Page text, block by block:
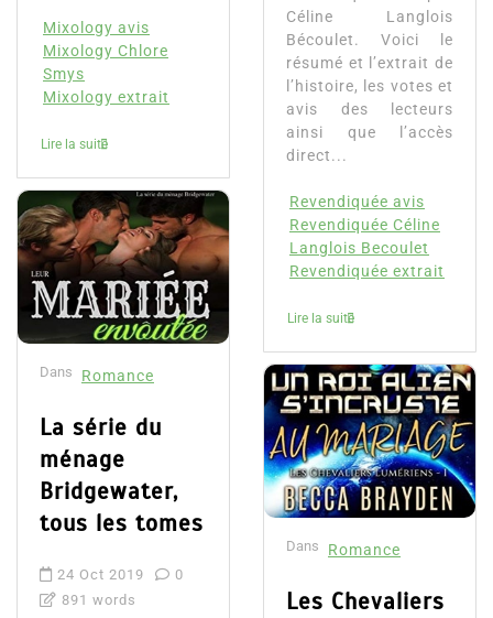
Mixology avis
Mixology Chlore
Smys
Mixology extrait
Lire la suite
Dans Romance
La série du
ménage
Bridgewater,
tous les tomes
24 Oct 2019
0
891 words
Céline Langlois
Bécoulet. Voici le
résumé et l’extrait de
l’histoire, les votes et
avis des lecteurs
ainsi que l’accès
direct...
Revendiquée avis
Revendiquée Céline
Langlois Becoulet
Revendiquée extrait
Lire la suite
Dans Romance
Les Chevaliers